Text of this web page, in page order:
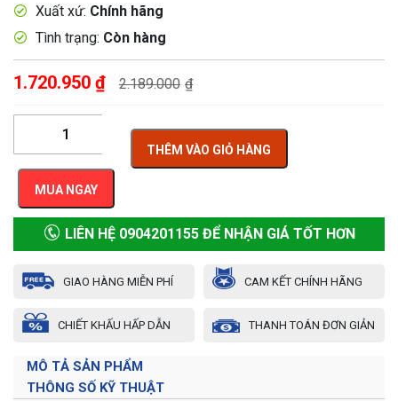
Xuất xứ: Chính hãng
Tình trạng: Còn hàng
1.720.950 ₫ 2.189.000 ₫
THÊM VÀO GIỎ HÀNG
MUA NGAY
LIÊN HỆ 0904201155 ĐỂ NHẬN GIÁ TỐT HƠN
GIAO HÀNG MIỄN PHÍ CAM KẾT CHÍNH HÃNG
CHIẾT KHẤU HẤP DẪN THANH TOÁN ĐƠN GIẢN
MÔ TẢ SẢN PHẨM
THÔNG SỐ KỸ THUẬT